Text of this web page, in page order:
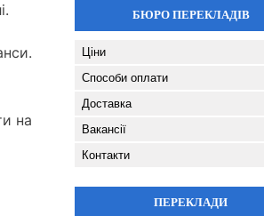
на
БЮРО ПЕРЕКЛАДІВ
Ціни
Способи оплати
Доставка
Вакансії
Контакти
ПЕРЕКЛАДИ